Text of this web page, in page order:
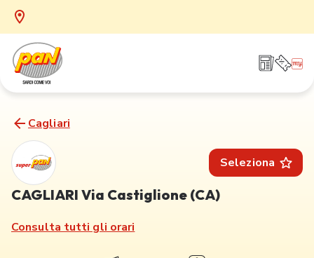
Cagliari
Seleziona
CAGLIARI Via Castiglione (CA)
Consulta tutti gli orari